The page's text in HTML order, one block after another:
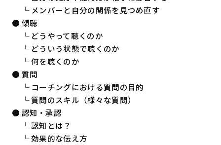
└ メンバーと自分の関係を見つめ直す
● 傾聴
└ どうやって聴くのか
└ どういう状態で聴くのか
└ 何を聴くのか
● 質問
└ コーチングにおける質問の目的
└ 質問のスキル（様々な質問）
● 認知・承認
└ 認知とは？
└ 効果的な伝え方